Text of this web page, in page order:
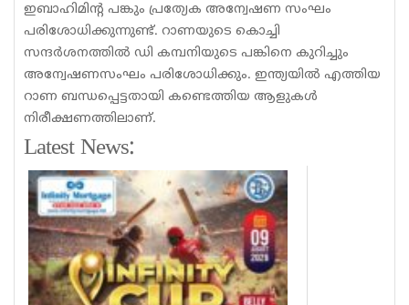
ഇബാഹിമിന്റ പങ്കും പ്രത്യേക അന്വേഷണ സംഘം
പരിശോധിക്കുന്നുണ്ട്. റാണയുടെ കൊച്ചി
സന്ദര്‍ശനത്തില്‍ ഡി കമ്പനിയുടെ പങ്കിനെ കുറിച്ചും
അന്വേഷണസംഘം പരിശോധിക്കും. ഇന്ത്യയില്‍ എത്തിയ
റാണ ബന്ധപ്പെട്ടതായി കണ്ടെത്തിയ ആളുകള്‍
നിരീക്ഷണത്തിലാണ്.
Latest News: